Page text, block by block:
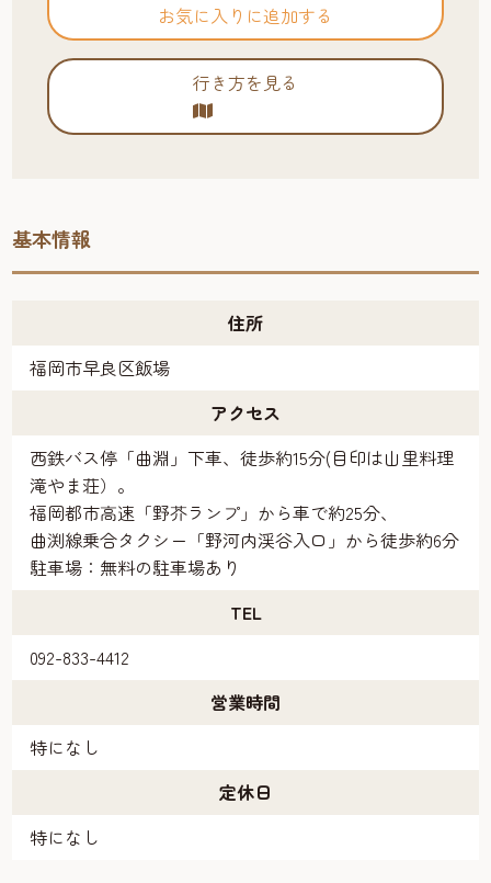
お気に入りに追加する
行き方を見る
基本情報
住所
福岡市早良区飯場
アクセス
西鉄バス停「曲淵」下車、徒歩約15分(目印は山里料理
滝やま荘）。
福岡都市高速「野芥ランプ」から車で約25分、
曲渕線乗合タクシー「野河内渓谷入口」から徒歩約6分
駐車場：無料の駐車場あり
TEL
092-833-4412
営業時間
特になし
定休日
特になし